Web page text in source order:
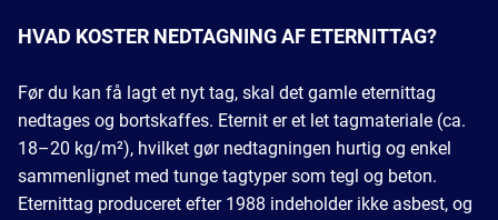
HVAD KOSTER NEDTAGNING AF ETERNITTAG?
Før du kan få lagt et nyt tag, skal det gamle eternittag
nedtages og bortskaffes. Eternit er et let tagmateriale (ca.
18–20 kg/m²), hvilket gør nedtagningen hurtig og enkel
sammenlignet med tunge tagtyper som tegl og beton.
Eternittag produceret efter 1988 indeholder ikke asbest, og